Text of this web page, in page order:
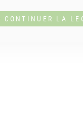
CONTINUER LA